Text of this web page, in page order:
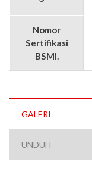
Nomor
Sertifikasi
BSMI.
GALERI
UNDUH